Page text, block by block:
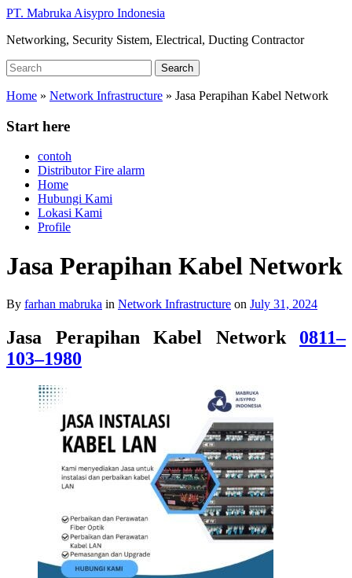
Skip
main
PT. Mabruka Aisypro Indonesia
Networking, Security Sistem, Electrical, Ducting Contractor
Search
for:
Search
Home » Network Infrastructure » Jasa Perapihan Kabel Network
Start here
contoh
Distributor Fire alarm
Home
Hubungi Kami
Lokasi Kami
Profile
Jasa Perapihan Kabel Network
By farhan mabruka in Network Infrastructure on July 31, 2024
Jasa Perapihan Kabel Network 0811–
103–1980